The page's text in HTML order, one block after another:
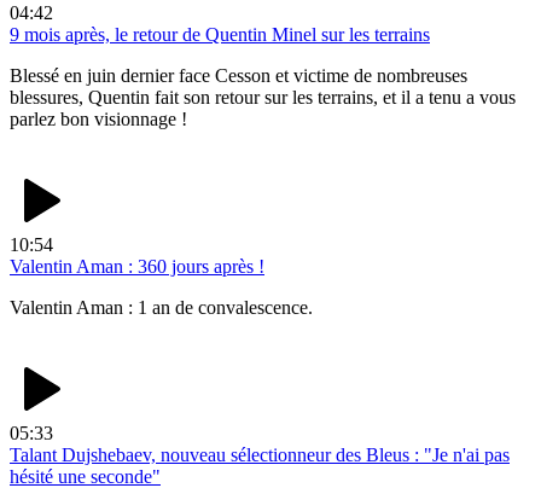
04:42
9 mois après, le retour de Quentin Minel sur les terrains
Blessé en juin dernier face Cesson et victime de nombreuses
blessures, Quentin fait son retour sur les terrains, et il a tenu a vous
parlez bon visionnage !
10:54
Valentin Aman : 360 jours après !
Valentin Aman : 1 an de convalescence.
05:33
Talant Dujshebaev, nouveau sélectionneur des Bleus : "Je n'ai pas
hésité une seconde"